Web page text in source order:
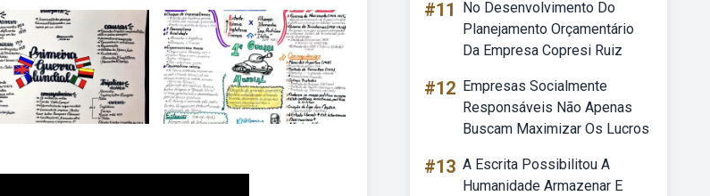
#11
No Desenvolvimento Do
Planejamento Orçamentário
Da Empresa Copresi Ruiz
#12 Empresas Socialmente
Responsáveis Não Apenas
Buscam Maximizar Os Lucros
#13 A Escrita Possibilitou A
Humanidade Armazenar E